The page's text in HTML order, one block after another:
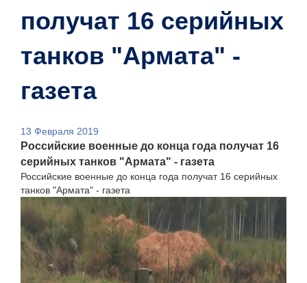
получат 16 серийных
танков "Армата" -
газета
13 Февраля 2019
Российские военные до конца года получат 16
серийных танков "Армата" - газета
Российские военные до конца года получат 16 серийных
танков "Армата" - газета